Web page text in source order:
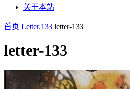
关于本站
首页 Letter.133 letter-133
letter-133